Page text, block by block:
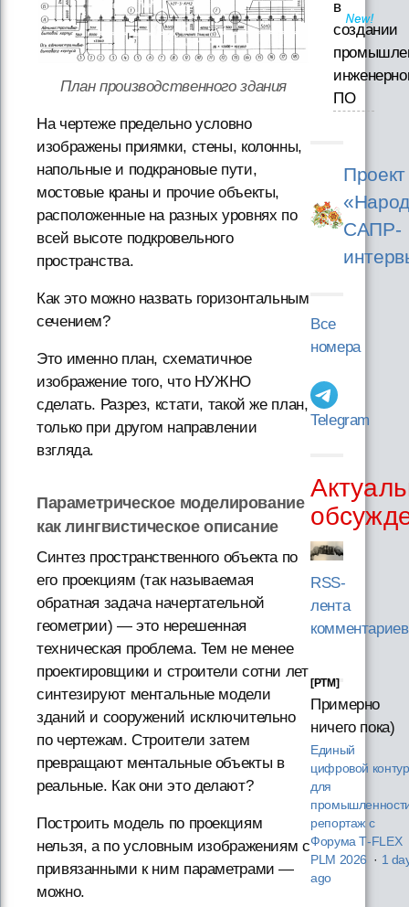
План производственного здания
На чертеже предельно условно
изображены приямки, стены, колонны,
напольные и подкрановые пути,
мостовые краны и прочие объекты,
расположенные на разных уровнях по
всей высоте подкровельного
пространства.
Как это можно назвать горизонтальным
сечением?
Это именно план, схематичное
изображение того, что НУЖНО
сделать. Разрез, кстати, такой же план,
только при другом направлении
взгляда.
Параметрическое моделирование
как лингвистическое описание
Синтез пространственного объекта по
его проекциям (так называемая
обратная задача начертательной
геометрии) — это нерешенная
техническая проблема. Тем не менее
проектировщики и строители сотни лет
синтезируют ментальные модели
зданий и сооружений исключительно
по чертежам. Строители затем
превращают ментальные объекты в
реальные. Как они это делают?
Построить модель по проекциям
нельзя, а по условным изображениям с
привязанными к ним параметрами —
можно.
в
создании
ПО
Проект
САПР-
Все
номера
Telegram
RSS-
лента
комментариев
[PTM]
Примерно
ничего пока)
Единый
цифровой контур
для
репортаж с
Форума T‑FLEX
PLM 2026 · 1
ago